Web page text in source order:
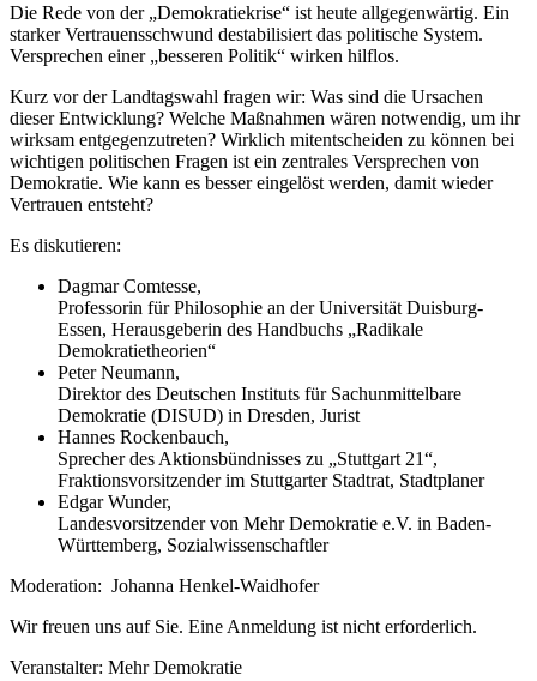
Die Rede von der „Demokratiekrise“ ist heute allgegenwärtig. Ein
starker Vertrauensschwund destabilisiert das politische System.
Versprechen einer „besseren Politik“ wirken hilflos.
Kurz vor der Landtagswahl fragen wir: Was sind die Ursachen
dieser Entwicklung? Welche Maßnahmen wären notwendig, um ihr
wirksam entgegenzutreten? Wirklich mitentscheiden zu können bei
wichtigen politischen Fragen ist ein zentrales Versprechen von
Demokratie. Wie kann es besser eingelöst werden, damit wieder
Vertrauen entsteht?
Es diskutieren:
Dagmar Comtesse,
Professorin für Philosophie an der Universität Duisburg-
Essen, Herausgeberin des Handbuchs „Radikale
Demokratietheorien“
Peter Neumann,
Direktor des Deutschen Instituts für Sachunmittelbare
Demokratie (DISUD) in Dresden, Jurist
Hannes Rockenbauch,
Sprecher des Aktionsbündnisses zu „Stuttgart 21“,
Fraktionsvorsitzender im Stuttgarter Stadtrat, Stadtplaner
Edgar Wunder,
Landesvorsitzender von Mehr Demokratie e.V. in Baden-
Württemberg, Sozialwissenschaftler
Moderation: Johanna Henkel-Waidhofer
Wir freuen uns auf Sie. Eine Anmeldung ist nicht erforderlich.
Veranstalter: Mehr Demokratie